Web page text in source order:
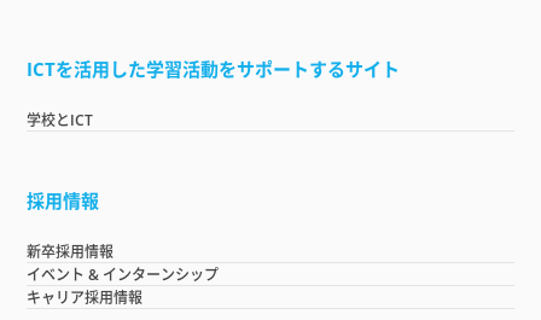
ICTを活用した学習活動をサポートするサイト
学校とICT
採用情報
新卒採用情報
イベント & インターンシップ
キャリア採用情報